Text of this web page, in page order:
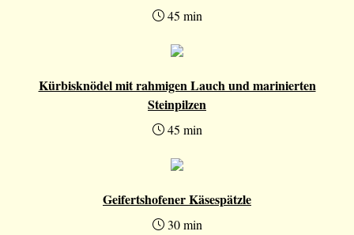
45 min
Kürbisknödel mit rahmigen Lauch und marinierten
Steinpilzen
45 min
Geifertshofener Käsespätzle
30 min